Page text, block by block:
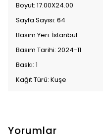
Boyut: 17.00X24.00
Sayfa Sayısı: 64
Basım Yeri: İstanbul
Basım Tarihi: 2024-11
Baskı: 1
Kağıt Türü: Kuşe
Yorumlar